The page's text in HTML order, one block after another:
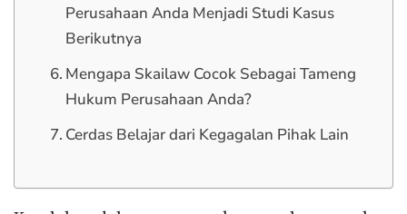
Perusahaan Anda Menjadi Studi Kasus
Berikutnya
Mengapa Skailaw Cocok Sebagai Tameng
Hukum Perusahaan Anda?
Cerdas Belajar dari Kegagalan Pihak Lain